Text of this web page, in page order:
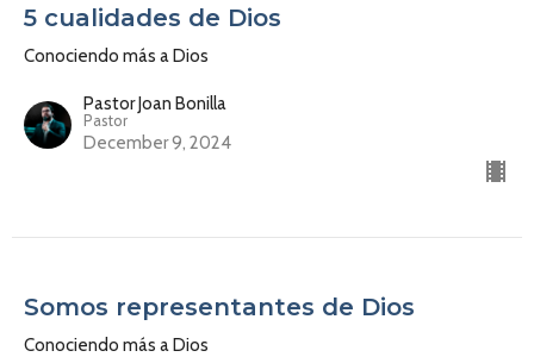
5 cualidades de Dios
Conociendo más a Dios
Pastor Joan Bonilla
Pastor
December 9, 2024
Somos representantes de Dios
Conociendo más a Dios